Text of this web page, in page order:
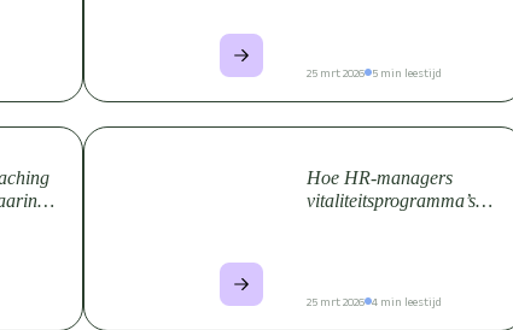
25 mrt 2026 5 min leestijd
Hoe HR-managers
vitaliteitsprogramma’s
25 mrt 2026 4 min leestijd